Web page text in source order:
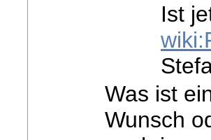
Ist
Was ist
Wunsch